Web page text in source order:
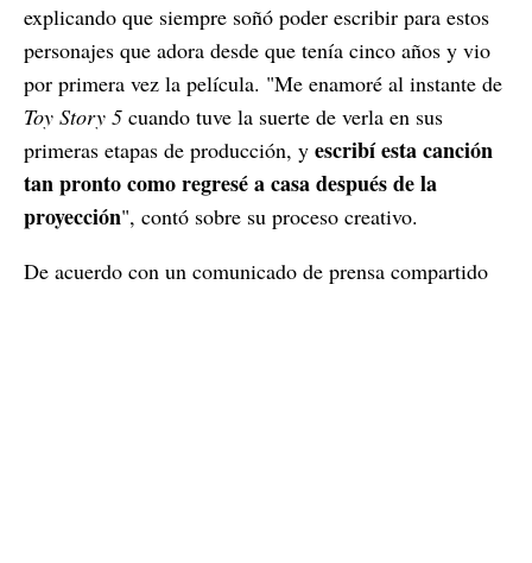
explicando que siempre soñó poder escribir para estos
personajes que adora desde que tenía cinco años y vio
por primera vez la película. "Me enamoré al instante de
Toy Story 5 cuando tuve la suerte de verla en sus
primeras etapas de producción, y escribí esta canción
tan pronto como regresé a casa después de la
proyección", contó sobre su proceso creativo.
De acuerdo con un comunicado de prensa compartido